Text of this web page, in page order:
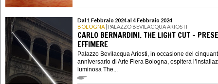
Dal 1 Febbraio 2024 al 4 Febbraio 2024
BOLOGNA | PALAZZO BEVILACQUA ARIOSTI
CARLO BERNARDINI. THE LIGHT CUT –
EFFIMERE
Palazzo Bevilacqua Ariosti, in occasione del
anniversario di Arte Fiera Bologna, ospiterà
luminosa The...